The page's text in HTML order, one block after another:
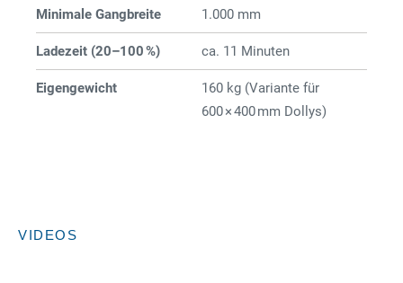
Minimale Gangbreite 1.000 mm
Ladezeit (20–100 %) ca. 11 Minuten
Eigengewicht
160 kg (Variante für
600 × 400 mm Dollys)
VIDEOS